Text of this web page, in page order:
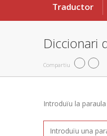
Traductor
Diccionari
Compartiu
Introduïu la